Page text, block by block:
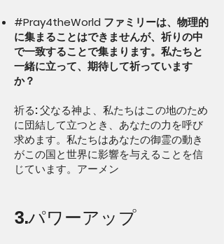
#Pray4theWorld ファミリーは、物理的
に集まることはできませんが、祈りの中
で一致することで集まります。私たちと
一緒に立って、期待して祈っています
か？
祈る: 父なる神よ、私たちはこの地のため
に団結して立つとき、あなたの力を呼び
求めます。私たちはあなたの御霊の動き
がこの国と世界に影響を与えることを信
じています。アーメン
3.パワーアップ